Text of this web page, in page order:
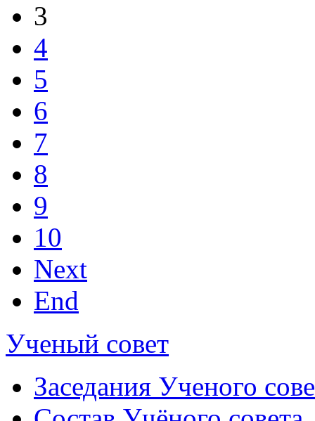
3
4
5
6
7
8
9
10
Next
End
Ученый совет
Заседания Ученого